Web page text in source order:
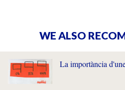
WE ALSO
La importància